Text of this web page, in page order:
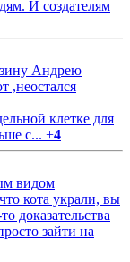
И создателям
Андрею
,неостался
клетке для
с... +4
видом
кота украли, вы
доказательства
зайти на